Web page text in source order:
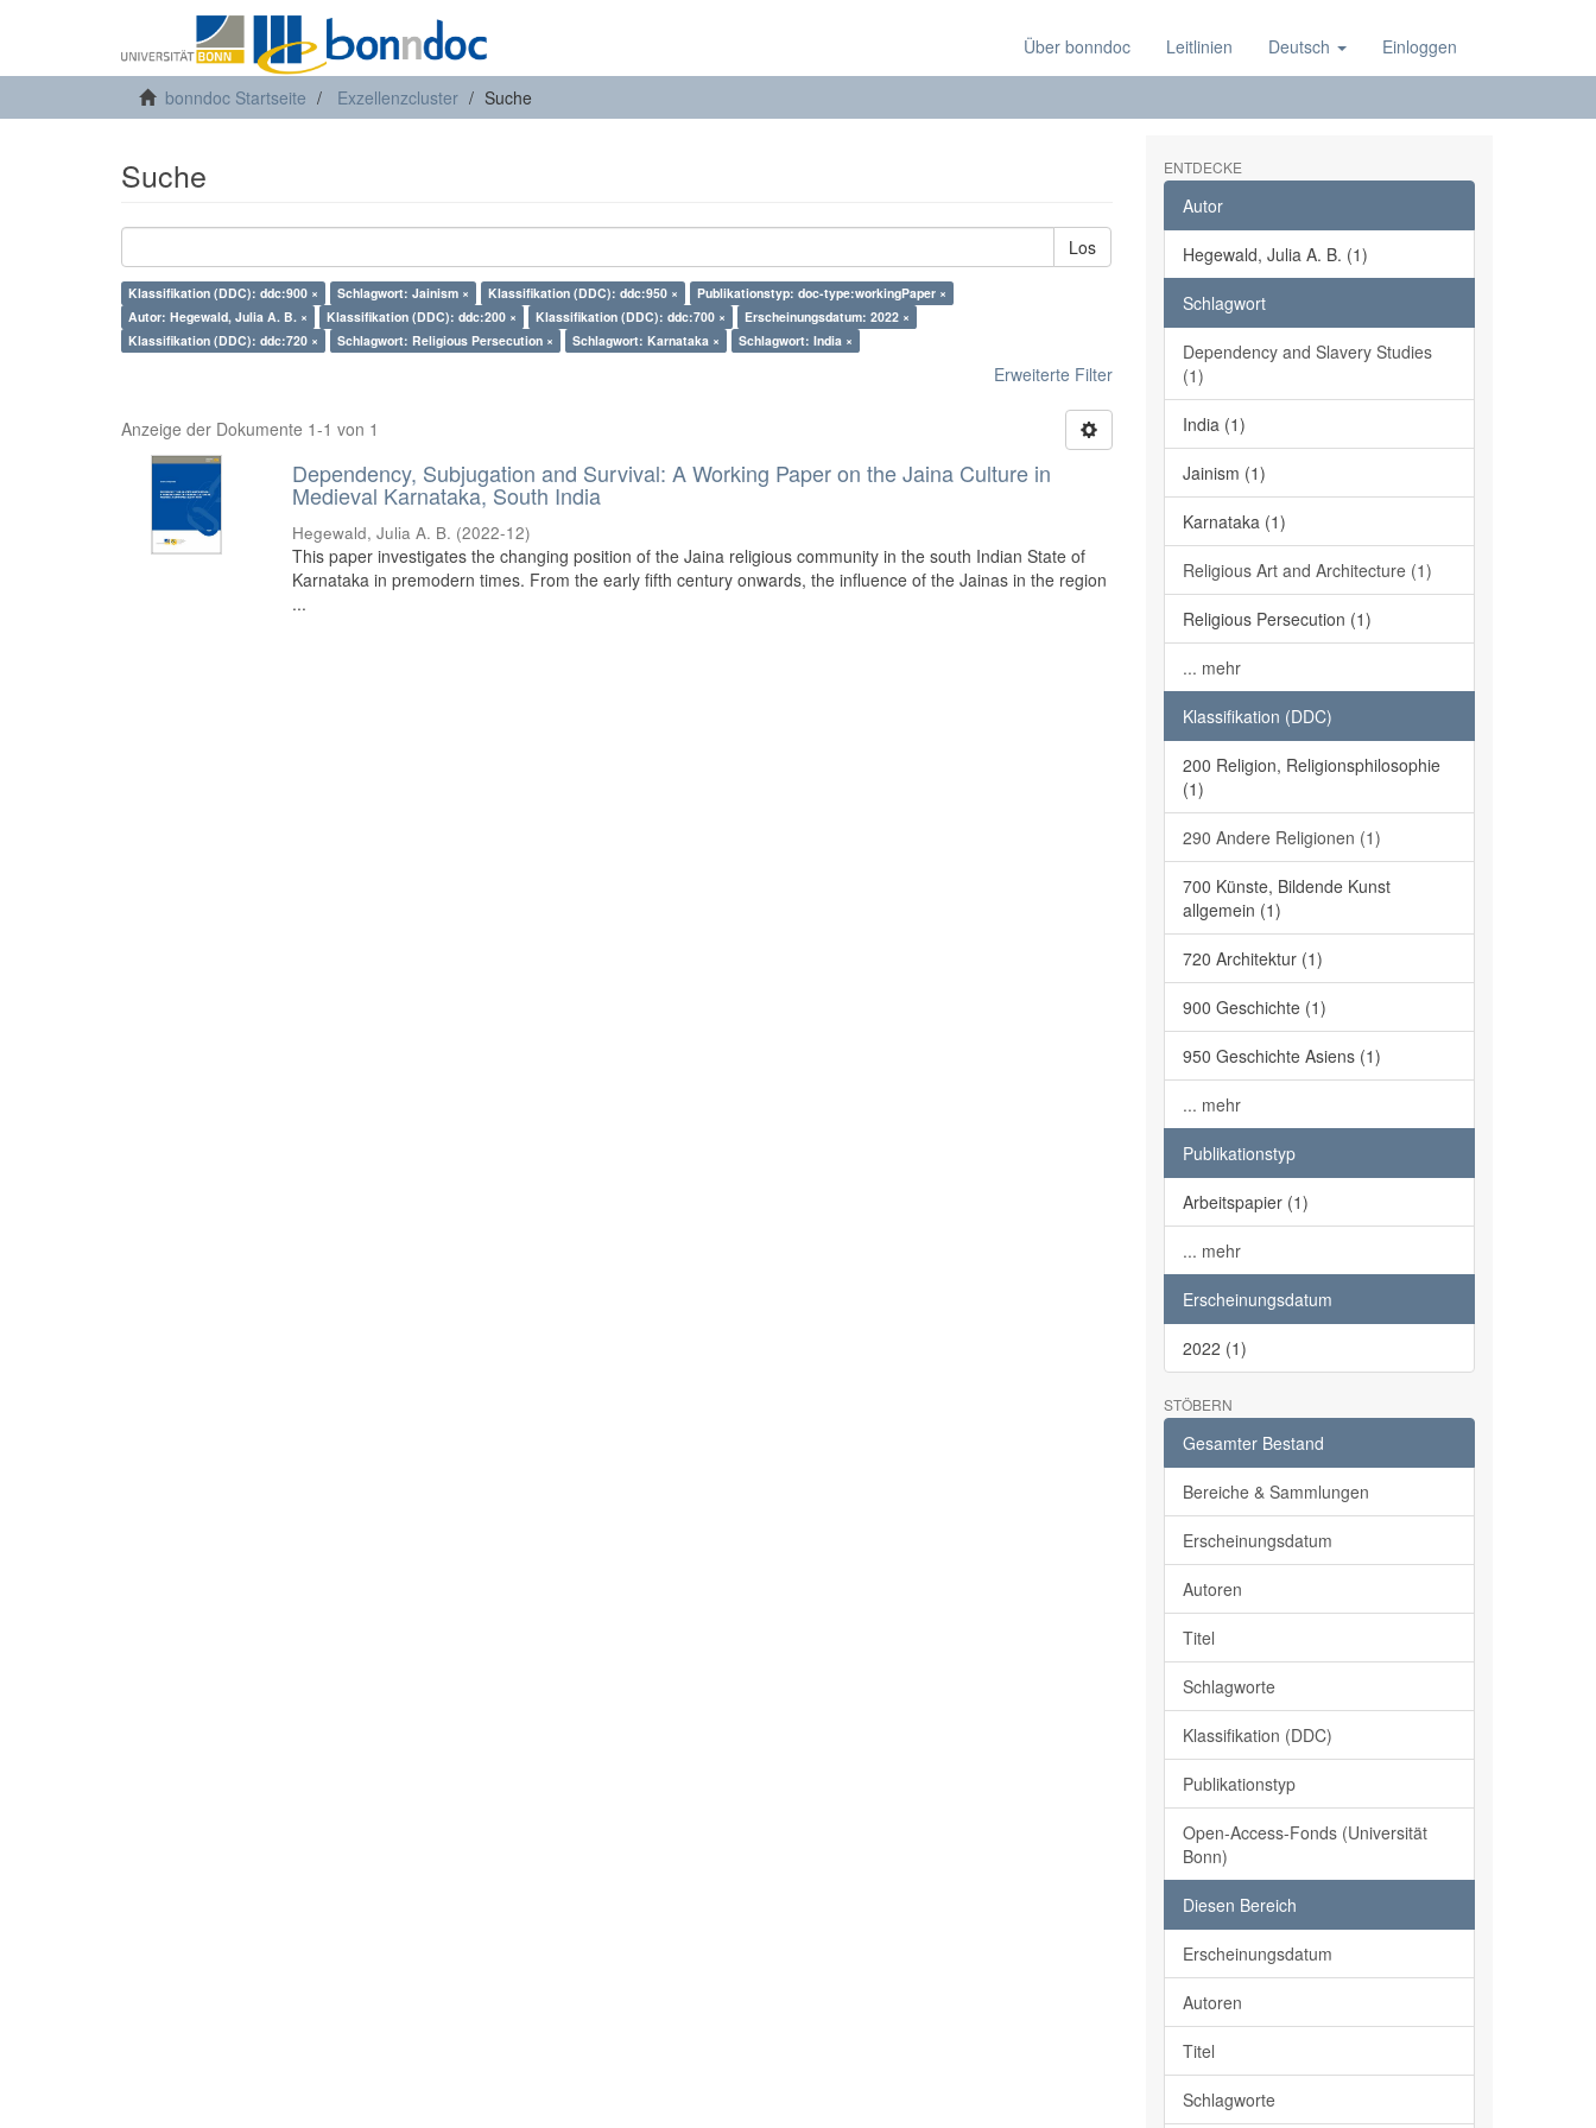
Über bonndoc Leitlinien Deutsch Einloggen
bonndoc Startseite Exzellenzcluster Suche
Suche
Los
Klassifikation (DDC): ddc:900 × Schlagwort: Jainism × Klassifikation (DDC): ddc:950 ×
Publikationstyp: doc-type:workingPaper ×
Autor: Hegewald, Julia A. B. ×
Klassifikation (DDC): ddc:200 × Klassifikation (DDC): ddc:700 ×
Erscheinungsdatum: 2022 ×
Klassifikation (DDC): ddc:720 ×
Schlagwort: Religious Persecution × Schlagwort: Karnataka × Schlagwort: India ×
Erweiterte Filter
Anzeige der Dokumente 1-1 von 1
Dependency, Subjugation and Survival: A Working Paper on the Jaina Culture in
Medieval Karnataka, South India
Hegewald, Julia A. B. (2022-12)
This paper investigates the changing position of the Jaina religious community in the south Indian State of
Karnataka in premodern times. From the early fifth century onwards, the influence of the Jainas in the region
...
ENTDECKE
Autor
Hegewald, Julia A. B. (1)
Schlagwort
Dependency and Slavery Studies
(1)
India (1)
Jainism (1)
Karnataka (1)
Religious Art and Architecture (1)
Religious Persecution (1)
... mehr
Klassifikation (DDC)
200 Religion, Religionsphilosophie
(1)
290 Andere Religionen (1)
700 Künste, Bildende Kunst
allgemein (1)
720 Architektur (1)
900 Geschichte (1)
950 Geschichte Asiens (1)
... mehr
Publikationstyp
Arbeitspapier (1)
... mehr
Erscheinungsdatum
2022 (1)
STÖBERN
Gesamter Bestand
Bereiche & Sammlungen
Erscheinungsdatum
Autoren
Titel
Schlagworte
Klassifikation (DDC)
Publikationstyp
Open-Access-Fonds (Universität
Bonn)
Diesen Bereich
Erscheinungsdatum
Autoren
Titel
Schlagworte